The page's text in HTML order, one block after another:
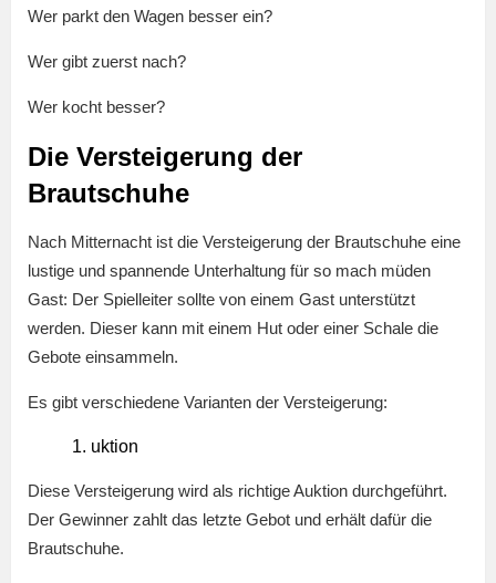
Wer parkt den Wagen besser ein?
Wer gibt zuerst nach?
Wer kocht besser?
Die Versteigerung der
Brautschuhe
Nach Mitternacht ist die Versteigerung der Brautschuhe eine
lustige und spannende Unterhaltung für so mach müden
Gast: Der Spielleiter sollte von einem Gast unterstützt
werden. Dieser kann mit einem Hut oder einer Schale die
Gebote einsammeln.
Es gibt verschiedene Varianten der Versteigerung:
uktion
Diese Versteigerung wird als richtige Auktion durchgeführt.
Der Gewinner zahlt das letzte Gebot und erhält dafür die
Brautschuhe.